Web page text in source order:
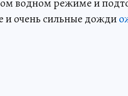
водном режиме и
и очень сильные дожди